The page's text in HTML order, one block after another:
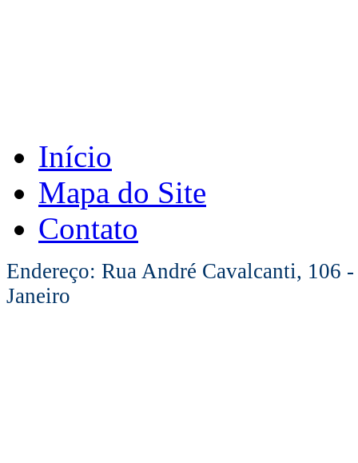
Início
Mapa do Site
Contato
Endereço: Rua André Cavalcanti, 106
Janeiro